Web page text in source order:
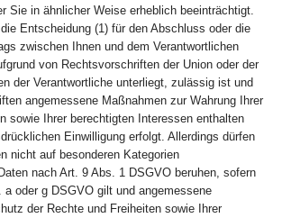
Sie in ähnlicher Weise erheblich beeinträchtigt.
Entscheidung (1) für den Abschluss oder die
zwischen Ihnen und dem Verantwortlichen
von Rechtsvorschriften der Union oder der
der Verantwortliche unterliegt, zulässig ist und
angemessene Maßnahmen zur Wahrung Ihrer
sowie Ihrer berechtigten Interessen enthalten
Einwilligung erfolgt. Allerdings dürfen
nicht auf besonderen Kategorien
nach Art. 9 Abs. 1 DSGVO beruhen, sofern
oder g DSGVO gilt und angemessene
der Rechte und Freiheiten sowie Ihrer